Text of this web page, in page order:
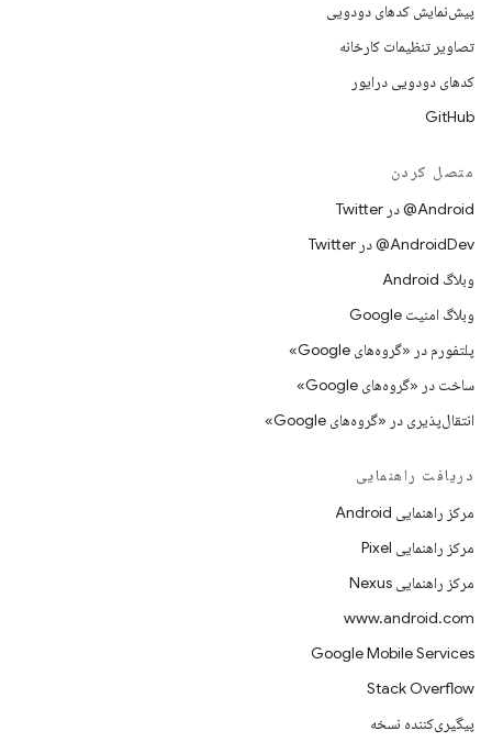
پیش‌نمایش کدهای دودویی
تصاویر تنظیمات کارخانه
کدهای دودویی درایور
GitHub
متصل کردن
Android@ در Twitter
AndroidDev@ در Twitter
وبلاگ Android
وبلاگ امنیت Google
پلتفورم در «گروه‌های Google»
ساخت در «گروه‌های Google»
انتقال‌پذیری در «گروه‌های Google»
دریافت راهنمایی
مرکز راهنمایی Android
مرکز راهنمایی Pixel
مرکز راهنمایی Nexus
www.android.com
Google Mobile Services
Stack Overflow
پیگیری‌کننده نسخه